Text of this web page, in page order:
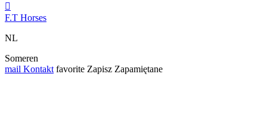

F.T Horses
NL
Someren
mail Kontakt favorite Zapisz Zapamiętane